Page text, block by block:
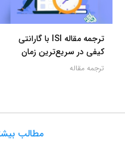
ترجمه مقاله ISI با گارانتی
کیفی در سریع‌ترین زمان
ترجمه مقاله
مطالب